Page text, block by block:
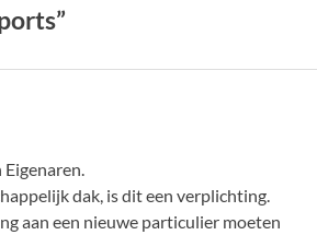
dak, is dit een verplichting.
aan een nieuwe particulier moeten